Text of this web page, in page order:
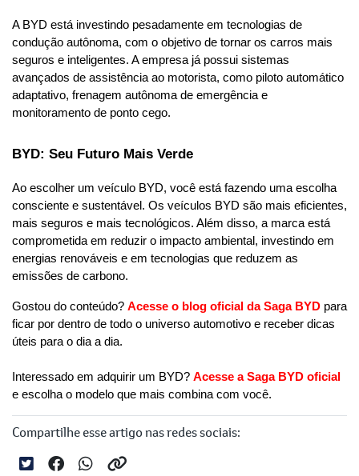
A BYD está investindo pesadamente em tecnologias de
condução autônoma, com o objetivo de tornar os carros mais
seguros e inteligentes. A empresa já possui sistemas
avançados de assistência ao motorista, como piloto automático
adaptativo, frenagem autônoma de emergência e
monitoramento de ponto cego.
BYD: Seu Futuro Mais Verde
Ao escolher um veículo BYD, você está fazendo uma escolha
consciente e sustentável. Os veículos BYD são mais eficientes,
mais seguros e mais tecnológicos. Além disso, a marca está
comprometida em reduzir o impacto ambiental, investindo em
energias renováveis e em tecnologias que reduzem as
emissões de carbono.
Gostou do conteúdo? Acesse o blog oficial da Saga BYD para
ficar por dentro de todo o universo automotivo e receber dicas
úteis para o dia a dia.
Interessado em adquirir um BYD? Acesse a Saga BYD oficial
e escolha o modelo que mais combina com você.
Compartilhe esse artigo nas redes sociais: